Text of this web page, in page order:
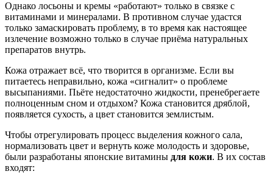
Однако лосьоны и кремы «работают» только в связке с
витаминами и минералами. В противном случае удастся
только замаскировать проблему, в то время как настоящее
излечение возможно только в случае приёма натуральных
препаратов внутрь.
Кожа отражает всё, что творится в организме. Если вы
питаетесь неправильно, кожа «сигналит» о проблеме
высыпаниями. Пьёте недостаточно жидкости, пренебрегаете
полноценным сном и отдыхом? Кожа становится дряблой,
появляется сухость, а цвет становится землистым.
Чтобы отрегулировать процесс выделения кожного сала,
нормализовать цвет и вернуть коже молодость и здоровье,
были разработаны японские витамины для кожи. В их состав
входят: